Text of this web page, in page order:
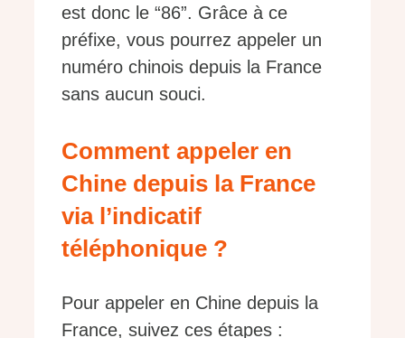
est donc le “86”. Grâce à ce
préfixe, vous pourrez appeler un
numéro chinois depuis la France
sans aucun souci.
Comment appeler en
Chine depuis la France
via l’indicatif
téléphonique ?
Pour appeler en Chine depuis la
France, suivez ces étapes :